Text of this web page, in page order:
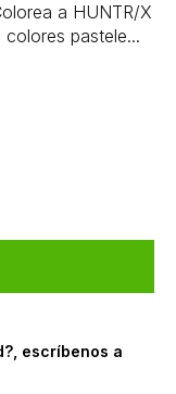
a HUNTR/X
pastele...
escríbenos a